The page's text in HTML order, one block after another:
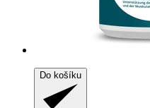
Do košíku